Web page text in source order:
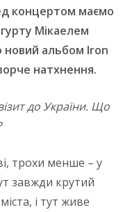
концертом маємо
Мікаелем
новий альбом Iron
натхнення.
до України. Що
трохи менше – у
завжди крутий
і тут живе